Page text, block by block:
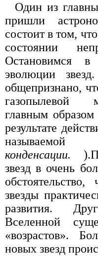
Один из
пришли
состоит в том,
состоянии
Остановимся
эволюции
общепризнано,
газопылевой
главным
результате
конденсации.
звезд в очень
звезды
развития.
Вселенной
«возрастов».
новых звезд